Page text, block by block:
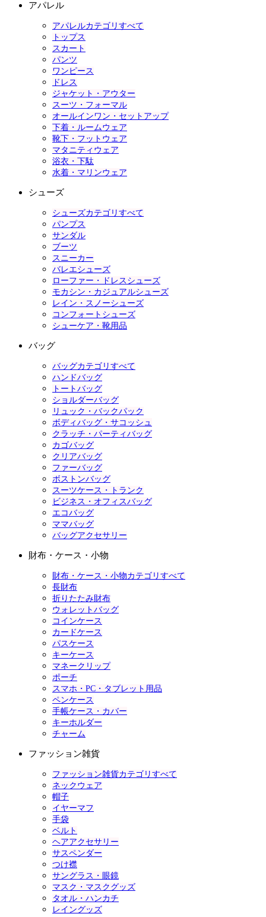
アパレル
アパレルカテゴリすべて
トップス
スカート
パンツ
ワンピース
ドレス
ジャケット・アウター
スーツ・フォーマル
オールインワン・セットアップ
下着・ルームウェア
靴下・フットウェア
マタニティウェア
浴衣・下駄
水着・マリンウェア
シューズ
シューズカテゴリすべて
パンプス
サンダル
ブーツ
スニーカー
バレエシューズ
ローファー・ドレスシューズ
モカシン・カジュアルシューズ
レイン・スノーシューズ
コンフォートシューズ
シューケア・靴用品
バッグ
バッグカテゴリすべて
ハンドバッグ
トートバッグ
ショルダーバッグ
リュック・バックパック
ボディバッグ・サコッシュ
クラッチ・パーティバッグ
カゴバッグ
クリアバッグ
ファーバッグ
ボストンバッグ
スーツケース・トランク
ビジネス・オフィスバッグ
エコバッグ
ママバッグ
バッグアクセサリー
財布・ケース・小物
財布・ケース・小物カテゴリすべて
長財布
折りたたみ財布
ウォレットバッグ
コインケース
カードケース
パスケース
キーケース
マネークリップ
ポーチ
スマホ・PC・タブレット用品
ペンケース
手帳ケース・カバー
キーホルダー
チャーム
ファッション雑貨
ファッション雑貨カテゴリすべて
ネックウェア
帽子
イヤーマフ
手袋
ベルト
ヘアアクセサリー
サスペンダー
つけ襟
サングラス・眼鏡
マスク・マスクグッズ
タオル・ハンカチ
レイングッズ